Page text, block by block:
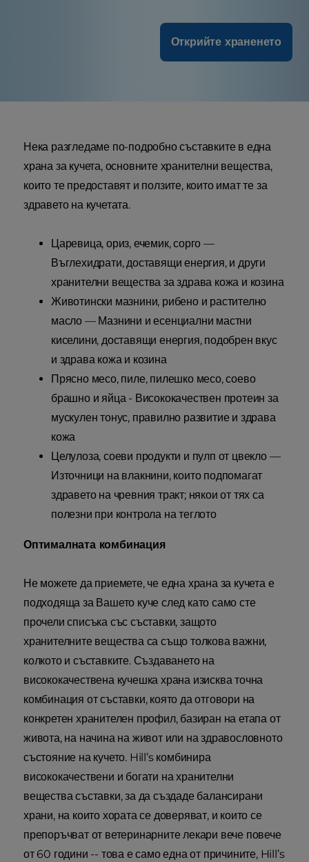
Открийте храненето
Нека разгледаме по-подробно съставките в една
храна за кучета, основните хранителни вещества,
които те предоставят и ползите, които имат те за
здравето на кучетата.
Царевица, ориз, ечемик, сорго —
Въглехидрати, доставящи енергия, и други
хранителни вещества за здрава кожа и козина
Животински мазнини, рибено и растително
масло — Мазнини и есенциални мастни
киселини, доставящи енергия, подобрен вкус
и здрава кожа и козина
Прясно месо, пиле, пилешко месо, соево
брашно и яйца - Висококачествен протеин за
мускулен тонус, правилно развитие и здрава
кожа
Целулоза, соеви продукти и пулп от цвекло —
Източници на влакнини, които подпомагат
здравето на чревния тракт; някои от тях са
полезни при контрола на теглото
Оптималната комбинация
Не можете да приемете, че една храна за кучета е
подходяща за Вашето куче след като само сте
прочели списъка със съставки, защото
хранителните вещества са също толкова важни,
колкото и съставките. Създаването на
висококачествена кучешка храна изисква точна
комбинация от съставки, която да отговори на
конкретен хранителен профил, базиран на етапа от
живота, на начина на живот или на здравословното
състояние на кучето. Hill’s комбинира
висококачествени и богати на хранителни
вещества съставки, за да създаде балансирани
храни, на които хората се доверяват, и които се
препоръчват от ветеринарните лекари вече повече
от 60 години -- това е само една от причините, Hill’s